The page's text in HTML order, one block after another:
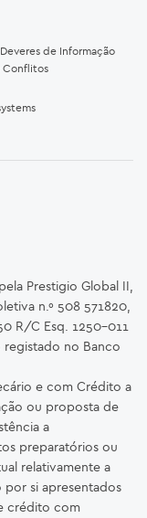
Deveres de Informação
Conflitos
Prestigio Global II,
n.º 508 571820,
R/C Esq. 1250-011
no Banco
e com Crédito a
ou proposta de
a
preparatórios ou
relativamente a
si apresentados
crédito com